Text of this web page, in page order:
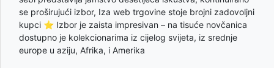
se proširujući izbor, Iza web trgovine stoje brojni zadovoljni
kupci ⭐ Izbor je zaista impresivan – na tisuće novčanica
dostupno je kolekcionarima iz cijelog svijeta, iz srednje
europe u aziju, Afrika, i Amerika